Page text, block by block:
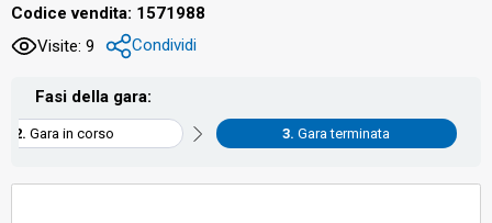
Codice vendita: 1571988
Visite: 9
Condividi
Fasi della gara:
Gara in corso Gara terminata